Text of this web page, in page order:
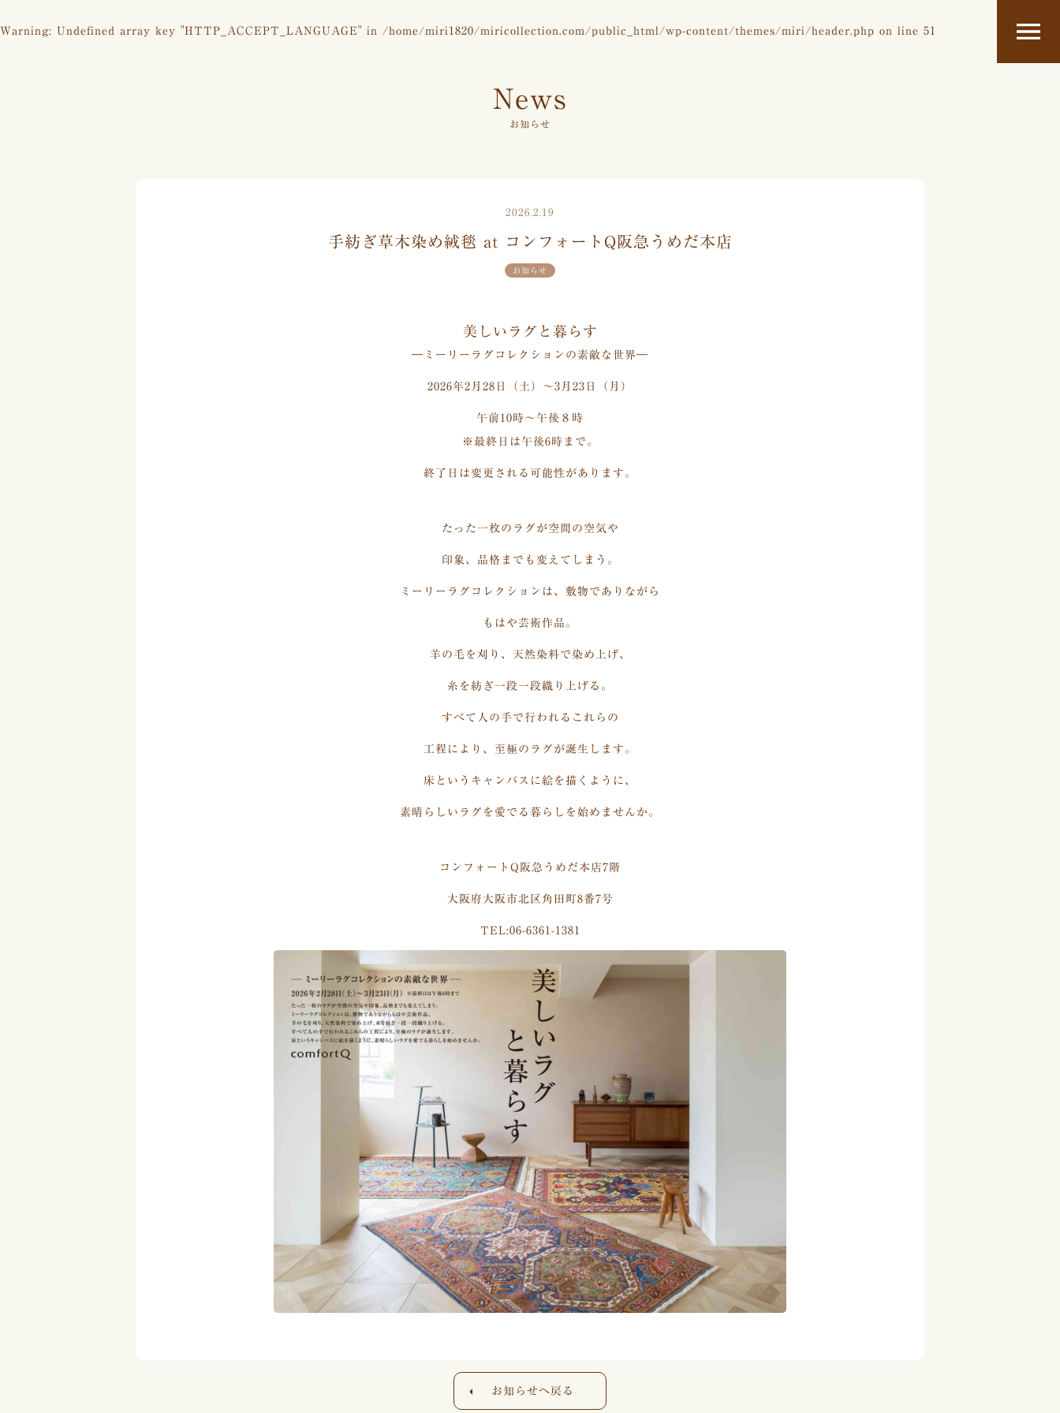
Warning: Undefined array key "HTTP_ACCEPT_LANGUAGE" in /home/miri1820/miricollection.com/public_html/wp-content/themes/miri/header.php on line 51
News
お知らせ
2026.2.19
手紡ぎ草木染め絨毯 at コンフォートQ阪急うめだ本店
お知らせ
美しいラグと暮らす
―ミーリーラグコレクションの素敵な世界―
2026年2月28日（土）～3月23日（月）
午前10時〜午後８時
※最終日は午後6時まで。
終了日は変更される可能性があります。
たった一枚のラグが空間の空気や
印象、品格までも変えてしまう。
ミーリーラグコレクションは、敷物でありながら
もはや芸術作品。
羊の毛を刈り、天然染料で染め上げ、
糸を紡ぎ一段一段織り上げる。
すべて人の手で行われるこれらの
工程により、至極のラグが誕生します。
床というキャンバスに絵を描くように、
素晴らしいラグを愛でる暮らしを始めませんか。
コンフォートQ阪急うめだ本店7階
大阪府大阪市北区角田町8番7号
TEL:06-6361-1381
お知らせへ戻る